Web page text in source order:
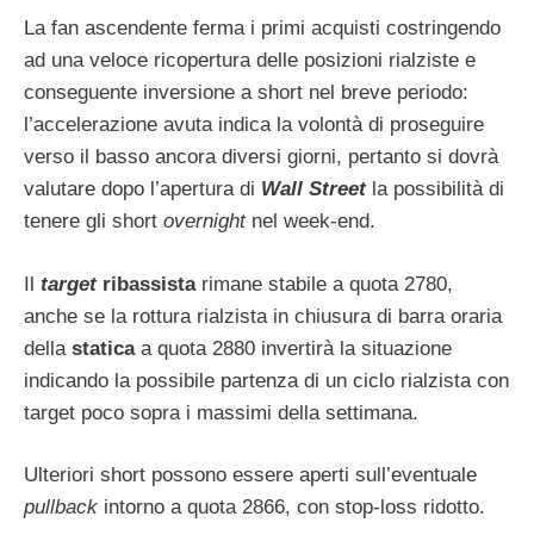
La fan ascendente ferma i primi acquisti costringendo
ad una veloce ricopertura delle posizioni rialziste e
conseguente inversione a short nel breve periodo:
l’accelerazione avuta indica la volontà di proseguire
verso il basso ancora diversi giorni, pertanto si dovrà
valutare dopo l’apertura di Wall Streetla possibilità di
tenere gli short overnightnel week-end.
Il targetribassistarimane stabile a quota 2780,
anche se la rottura rialzista in chiusura di barra oraria
della staticaa quota 2880 invertirà la situazione
indicando la possibile partenza di un ciclo rialzista con
target poco sopra i massimi della settimana.
Ulteriori short possono essere aperti sull’eventuale
pullback intorno a quota 2866, con stop-loss ridotto.